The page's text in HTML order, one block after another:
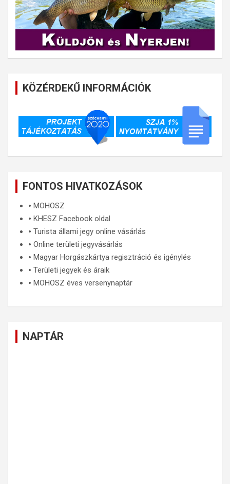
KÖZÉRDEKŰ INFORMÁCIÓK
FONTOS HIVATKOZÁSOK
🞄 MOHOSZ
🞄 KHESZ Facebook oldal
🞄 Turista állami jegy online vásárlás
🞄 Online területi jegyvásárlás
🞄 Magyar Horgászkártya regisztráció és igénylés
🞄 Területi jegyek és áraik
🞄 MOHOSZ éves versenynaptár
NAPTÁR